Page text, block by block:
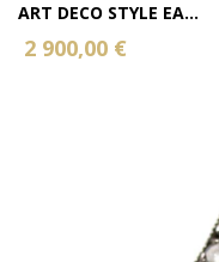
ART DECO STYLE EA...
2 900,00 €